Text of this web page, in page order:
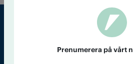
Prenumerera på vårt